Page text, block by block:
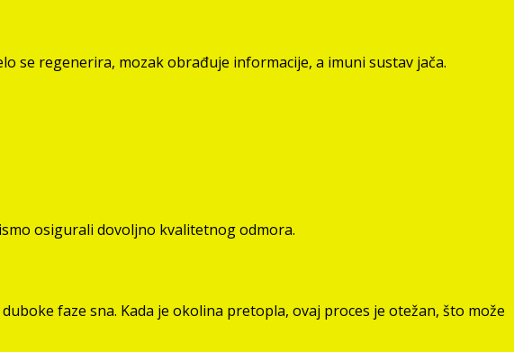
se regenerira, mozak obrađuje informacije, a imuni sustav jača.
osigurali dovoljno kvalitetnog odmora.
faze sna. Kada je okolina pretopla, ovaj proces je otežan, što može